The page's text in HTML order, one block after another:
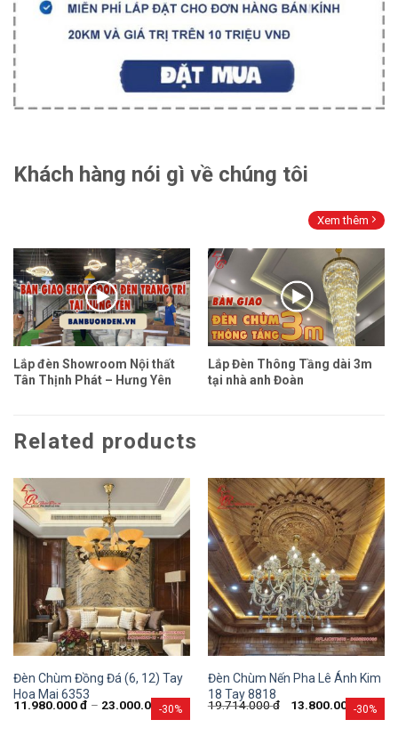
Khách hàng nói gì về chúng tôi
Xem thêm
Lắp đèn Showroom Nội thất
Tân Thịnh Phát – Hưng Yên
Lắp Đèn Thông Tầng dài 3m
tại nhà anh Đoàn
Related products
-30%
Đèn Chùm Đồng Đá (6, 12) Tay
Hoa Mai 6353
11.980.000đ – 23.000.000đ -30%
Đèn Chùm Nến Pha Lê Ánh Kim
18 Tay 8818
19.714.000đ 13.800.000 đ